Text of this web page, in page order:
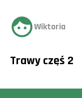
Wiktoria
Trawy częś 2